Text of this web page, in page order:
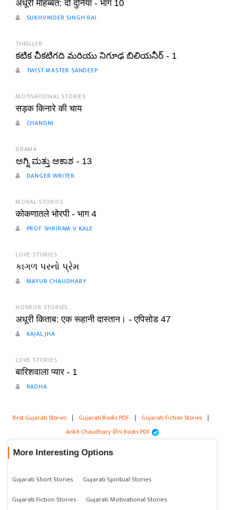
अधूरी मोहब्बत: दो दुनिया - भाग 10
SUKHVINDER SINGH RAI
THRILLER
కటిక చీకటిగది మరియు నిగూఢ బిలియనీర్ - 1
TWIST MASTER SANDEEP
MOTIVATIONAL STORIES
सड़क किनारे की चाय
CHANDNI
DRAMA
ಅಗ್ನಿ ಮತ್ತು ಆಕಾಶ - 13
DANGER WRITER
MORAL STORIES
कोकणातले भोरपी - भाग 4
PROF SHRIRAM V KALE
LOVE STORIES
કાગળ પરનો પ્રેમ
MAYUR CHAUDHARY
HORROR STORIES
अधूरी किताब: एक रूहानी दास्तान। - एपिसोड 47
KAJAL JHA
LOVE STORIES
बारिशवाला प्यार - 1
RADHA
Best Gujarati Stories | Gujarati Books PDF | Gujarati Fiction Stories |
Ankit Chaudhary શિવ Books PDF
More Interesting Options
Gujarati Short Stories
Gujarati Spiritual Stories
Gujarati Fiction Stories
Gujarati Motivational Stories